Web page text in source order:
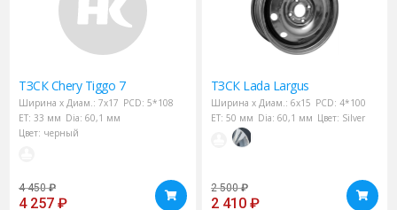
ТЗСКChery Tiggo 7
Ширина х Диам.: 7x17 PCD: 5*108
ET: 33 мм Dia: 60,1 мм
Цвет: черный
4 450 ₽
4 257 ₽
ТЗСКLada Largus
Ширина х Диам.: 6x15 PCD: 4*100
ET: 50 мм Dia: 60,1 мм Цвет: Silver
2 500 ₽
2 410 ₽